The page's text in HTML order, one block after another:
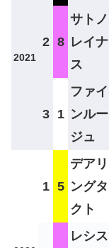
2021
2 8
サトノ
レイナ
ス
3 1
ファイ
ンルー
ジュ
1 5
デアリ
ングタ
クト
レシス